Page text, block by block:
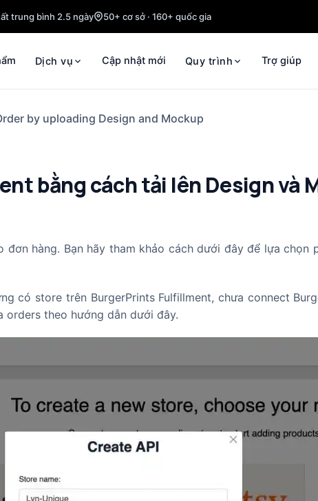
trung bình 2.5 ngày 50+ cơ sở · 160+ quốc gia
Dịch vụ Cập nhật mới Quy trình Trợ giúp
by uploading Design and Mockup
bằng cách tải lên Design và
đơn hàng. Bạn hãy tham khảo cách dưới đây để lựa chọn
có store trên BurgerPrints Fulfillment, chưa connect
theo hướng dẫn dưới đây.